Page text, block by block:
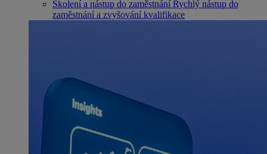
Školení a nástup do zaměstnání Rychlý nástup do
zaměstnání a zvyšování kvalifikace